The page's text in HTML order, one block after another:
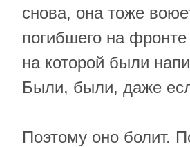
снова, она тоже
погибшего на
на которой были
Были, были, даже
Поэтому оно болит.